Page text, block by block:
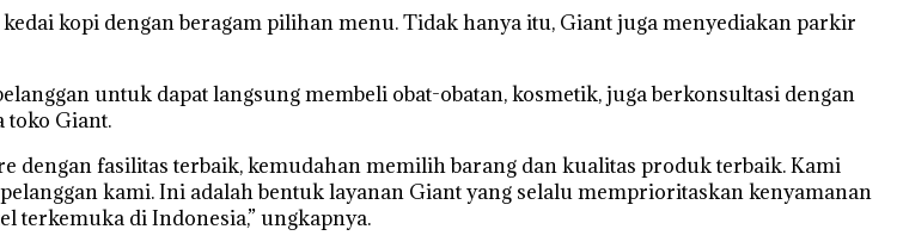
kopi dengan beragam pilihan menu. Tidak hanya itu, Giant juga menyediakan parkir
untuk dapat langsung membeli obat-obatan, kosmetik, juga berkonsultasi dengan
toko Giant.
dengan fasilitas terbaik, kemudahan memilih barang dan kualitas produk terbaik. Kami
kami. Ini adalah bentuk layanan Giant yang selalu memprioritaskan kenyamanan
terkemuka di Indonesia,” ungkapnya.